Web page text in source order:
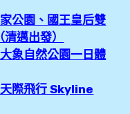
日遊-柴迪隆寺
公園、國王皇后雙
邁出發）
象自然公園一日體
天際飛行 Skyline